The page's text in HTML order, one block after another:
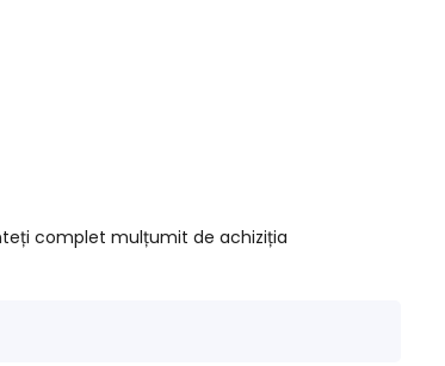
complet mulțumit de achiziția